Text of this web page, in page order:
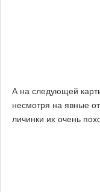
А на следующей
несмотря на явные
личинки их очень